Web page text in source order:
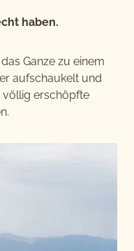
haben.
Ganze zu einem
aufschaukelt und
völlig erschöpfte